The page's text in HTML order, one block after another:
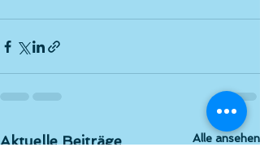
Aktuelle Beiträge Alle ansehen